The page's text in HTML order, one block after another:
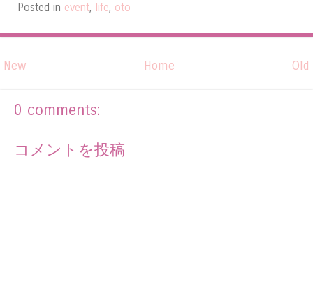
Posted in event, life, oto
New Old
Home
0 comments:
コメントを投稿